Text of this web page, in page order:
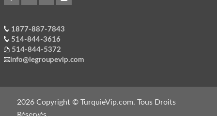
1877-887-7843
514-844-3616
514-844-5372
info@legroupevip.com
2026 Copyright © TurquieVip.com. Tous Droits
Réservés.